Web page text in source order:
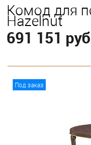
Комод для
Hazelnut
691 151
Под заказ